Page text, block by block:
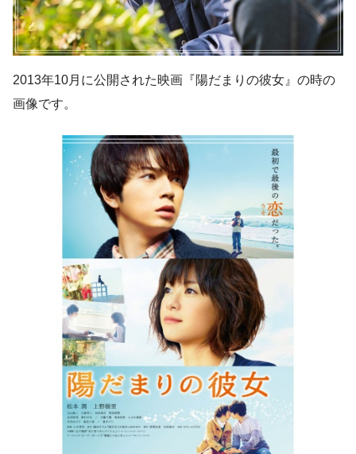
2013年10月に公開された映画『陽だまりの彼女』の時の
画像です。